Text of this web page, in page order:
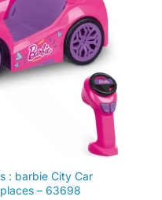
: barbie City Car
– 63698